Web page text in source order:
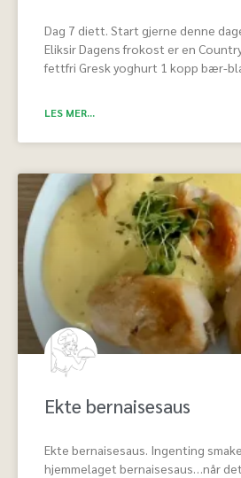
Dag 7 diett. Start gjerne denne
Eliksir Dagens frokost er en
fettfri Gresk yoghurt 1 kopp bær-
LES MER...
Ekte bernaisesaus
Ekte bernaisesaus. Ingenting
hjemmelaget bernaisesaus…når